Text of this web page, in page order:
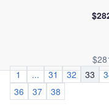
1
... 31 32 33
36
37
38